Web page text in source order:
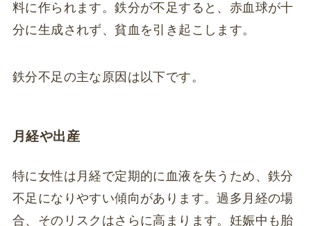
料に作られます。鉄分が不足すると、赤血球が十
分に生成されず、貧血を引き起こします。
鉄分不足の主な原因は以下です。
月経や出産
特に女性は月経で定期的に血液を失うため、鉄分
不足になりやすい傾向があります。過多月経の場
合、そのリスクはさらに高まります。妊娠中も胎